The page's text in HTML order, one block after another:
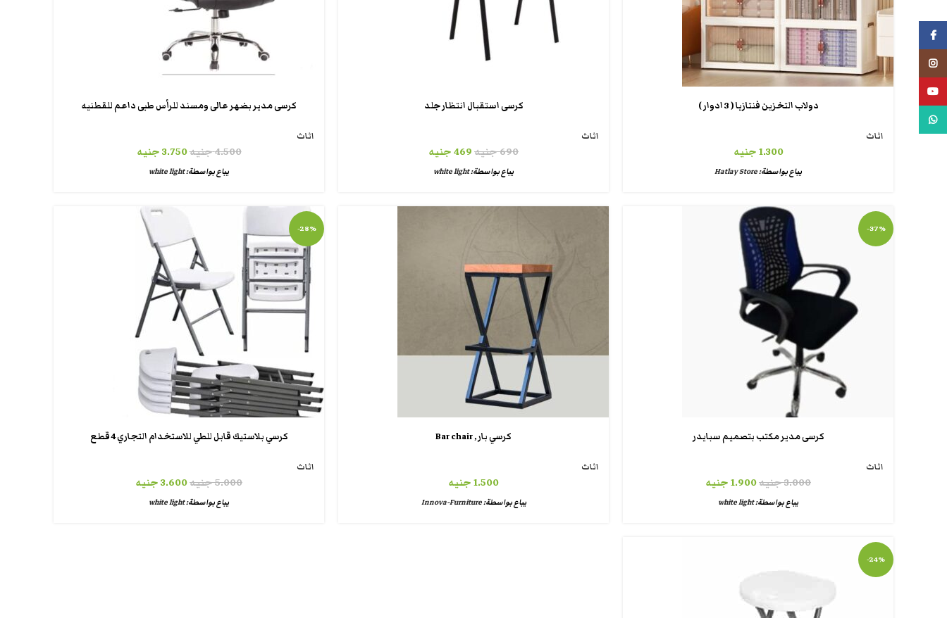
دولاب التخزين فنتازيا ( 3 ادوار )
اثاث
1.300جنيه
يباع بواسطة:Hatlay Store
كرسى استقبال انتظار جلد
اثاث
690جنيه469جنيه
يباع بواسطة:white light
كرسى مدير بضهر عالى ومسند للرأس طبى داعم للقطنيه
اثاث
4.500جنيه3.750جنيه
يباع بواسطة:white light
-37%
كرسى مدير مكتب بتصميم سبايدر
اثاث
3.000جنيه1.900جنيه
يباع بواسطة:white light
كرسي بار , Bar chair
اثاث
1.500جنيه
يباع بواسطة:Innova-Furniture
-28%
كرسي بلاستيك قابل للطي للاستخدام التجاري 4 قطع
اثاث
5.000جنيه3.600جنيه
يباع بواسطة:white light
-24%
فيسبوك